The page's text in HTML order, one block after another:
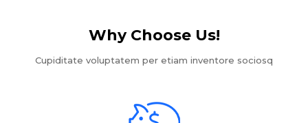
Why Choose Us!​
Cupiditate voluptatem per etiam inventore sociosq